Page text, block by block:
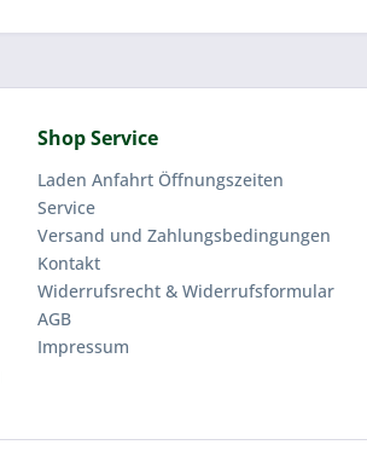
Shop Service
Laden Anfahrt Öffnungszeiten
Service
Versand und Zahlungsbedingungen
Kontakt
Widerrufsrecht & Widerrufsformular
AGB
Impressum